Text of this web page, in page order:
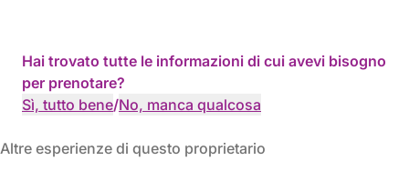
Hai trovato tutte le informazioni di cui avevi bisogno
per prenotare?
Sì, tutto bene/No, manca qualcosa
Altre esperienze di questo proprietario